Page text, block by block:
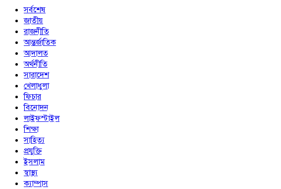
সর্বশেষ
জাতীয়
রাজনীতি
আন্তর্জাতিক
আদালত
অর্থনীতি
সারাদেশ
খেলাধুলা
ফিচার
বিনোদন
লাইফস্টাইল
শিক্ষা
সাহিত্য
প্রযুক্তি
ইসলাম
স্বাস্থ্য
ক্যাম্পাস